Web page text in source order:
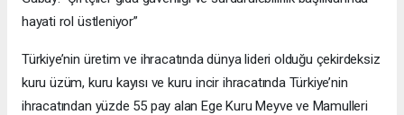
hayati rol üstleniyor”
Türkiye’nin üretim ve ihracatında dünya lideri olduğu çekirdeksiz
kuru üzüm, kuru kayısı ve kuru incir ihracatında Türkiye’nin
ihracatından yüzde 55 pay alan Ege Kuru Meyve ve Mamulleri